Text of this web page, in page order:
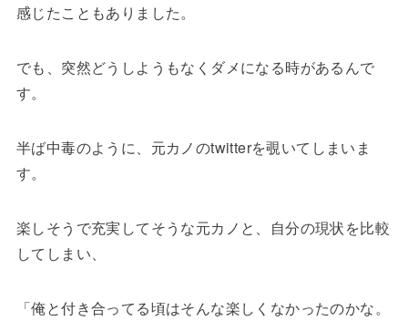
感じたこともありました。
でも、突然どうしようもなくダメになる時があるんで
す。
半ば中毒のように、元カノのtwitterを覗いてしまいま
す。
楽しそうで充実してそうな元カノと、自分の現状を比較
してしまい、
「俺と付き合ってる頃はそんな楽しくなかったのかな。